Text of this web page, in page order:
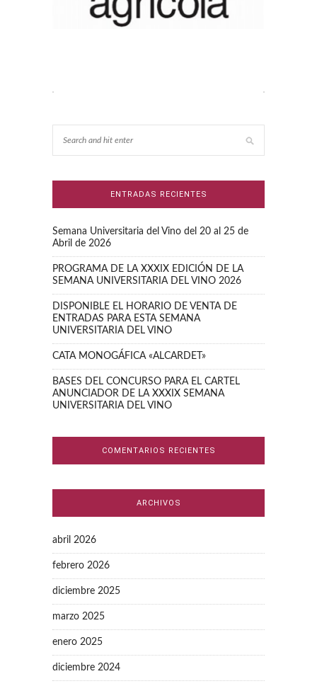
ENTRADAS RECIENTES
Semana Universitaria del Vino del 20 al 25 de
Abril de 2026
PROGRAMA DE LA XXXIX EDICIÓN DE LA
SEMANA UNIVERSITARIA DEL VINO 2026
DISPONIBLE EL HORARIO DE VENTA DE
ENTRADAS PARA ESTA SEMANA
UNIVERSITARIA DEL VINO
CATA MONOGÁFICA «ALCARDET»
BASES DEL CONCURSO PARA EL CARTEL
ANUNCIADOR DE LA XXXIX SEMANA
UNIVERSITARIA DEL VINO
COMENTARIOS RECIENTES
ARCHIVOS
abril 2026
febrero 2026
diciembre 2025
marzo 2025
enero 2025
diciembre 2024